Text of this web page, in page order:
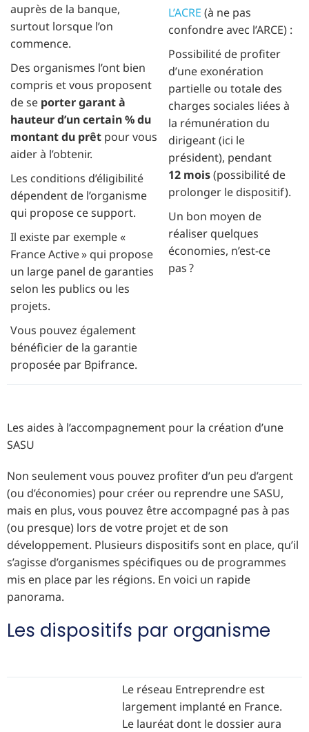
auprès de la banque,
surtout lorsque l’on
commence.
Des organismes l’ont bien
compris et vous proposent
de se porter garant à
hauteur d’un certain % du
montant du prêt pour vous
aider à l’obtenir.
Les conditions d’éligibilité
dépendent de l’organisme
qui propose ce support.
Il existe par exemple «
France Active » qui propose
un large panel de garanties
selon les publics ou les
projets.
Vous pouvez également
bénéficier de la garantie
proposée par Bpifrance.
L’ACRE (à ne pas
confondre avec l’ARCE) :
Possibilité de profiter
d’une exonération
partielle ou totale des
charges sociales liées à
la rémunération du
dirigeant (ici le
président), pendant
12 mois(possibilité de
prolonger le dispositif).
Un bon moyen de
réaliser quelques
économies, n’est-ce
pas ?
Les aides à l’accompagnement pour la création d’une
SASU
Non seulement vous pouvez profiter d’un peu d’argent
(ou d’économies) pour créer ou reprendre une SASU,
mais en plus, vous pouvez être accompagné pas à pas
(ou presque) lors de votre projet et de son
développement. Plusieurs dispositifs sont en place, qu’il
s’agisse d’organismes spécifiques ou de programmes
mis en place par les régions. En voici un rapide
panorama.
Les dispositifs par organisme
Le réseau Entreprendre est
largement implanté en France.
Le lauréat dont le dossier aura